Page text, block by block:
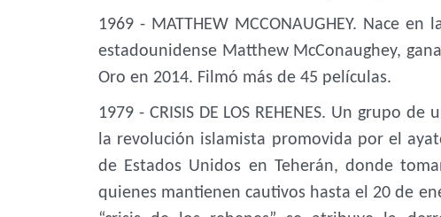
1969 - MATTHEW MCCONAUGHEY. Nace
estadounidense Matthew McConaughey,
Oro en 2014. Filmó más de 45 películas.
1979 - CRISIS DE LOS REHENES. Un grupo
la revolución islamista promovida por el
de Estados Unidos en Teherán, donde
quienes mantienen cautivos hasta el 20 de